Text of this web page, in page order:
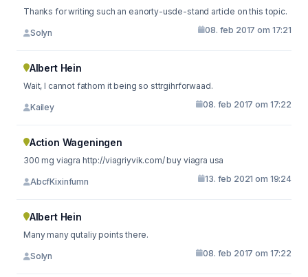
Thanks for writing such an eanorty-usde-stand article on this topic.
Solyn 08. feb 2017 om 17:21
Albert Hein
Wait, I cannot fathom it being so sttrgihrforwaad.
Kailey 08. feb 2017 om 17:22
Action Wageningen
300 mg viagra http://viagriyvik.com/ buy viagra usa
AbcfKixinfumn 13. feb 2021 om 19:24
Albert Hein
Many many qutaliy points there.
Solyn 08. feb 2017 om 17:22